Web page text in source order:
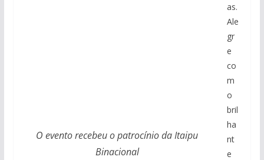
O evento recebeu o patrocínio da Itaipu
Binacional
as.
Ale
gr
e
co
m
o
bril
ha
nt
e